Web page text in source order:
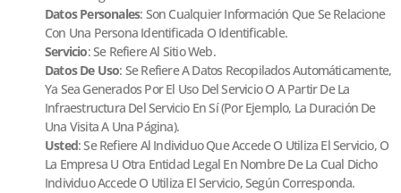
Datos Personales: Son Cualquier Información Que Se Relacione
Con Una Persona Identificada O Identificable.
Servicio: Se Refiere Al Sitio Web.
Datos De Uso: Se Refiere A Datos Recopilados Automáticamente,
Ya Sea Generados Por El Uso Del Servicio O A Partir De La
Infraestructura Del Servicio En Sí (por Ejemplo, La Duración De
Una Visita A Una Página).
Usted: Se Refiere Al Individuo Que Accede O Utiliza El Servicio, O
La Empresa U Otra Entidad Legal En Nombre De La Cual Dicho
Individuo Accede O Utiliza El Servicio, Según Corresponda.